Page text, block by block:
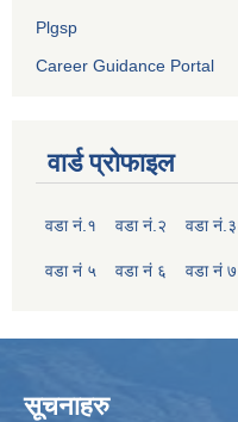
Plgsp
Career Guidance Portal
वार्ड प्रोफाइल
वडा नं.१ वडा नं.२ वडा नं.३
वडा नं ५ वडा नं ६ वडा नं ७
सूचनाहरु